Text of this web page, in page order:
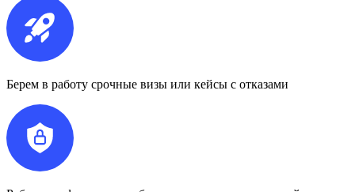
Берем в работу срочные визы или кейсы с отказами